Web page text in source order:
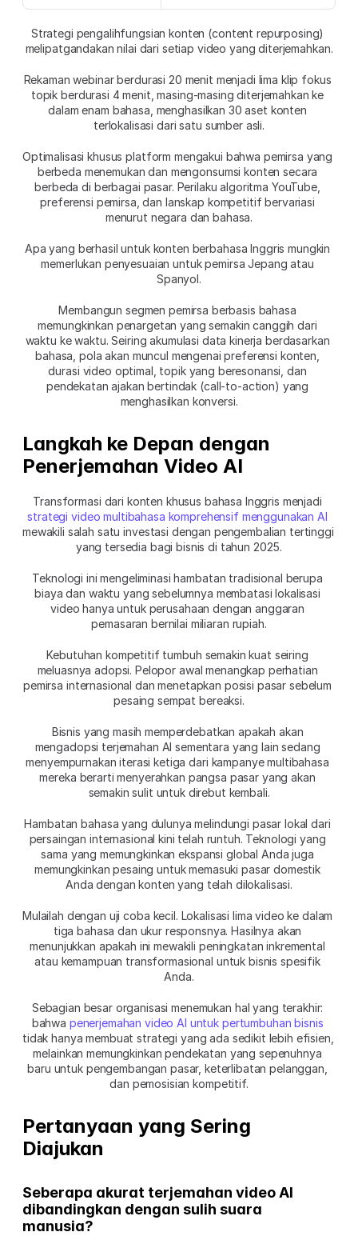
Strategi pengalihfungsian konten (content repurposing)
melipatgandakan nilai dari setiap video yang diterjemahkan.
Rekaman webinar berdurasi 20 menit menjadi lima klip fokus
topik berdurasi 4 menit, masing-masing diterjemahkan ke
dalam enam bahasa, menghasilkan 30 aset konten
terlokalisasi dari satu sumber asli.
Optimalisasi khusus platform mengakui bahwa pemirsa yang
berbeda menemukan dan mengonsumsi konten secara
berbeda di berbagai pasar. Perilaku algoritma YouTube,
preferensi pemirsa, dan lanskap kompetitif bervariasi
menurut negara dan bahasa.
Apa yang berhasil untuk konten berbahasa Inggris mungkin
memerlukan penyesuaian untuk pemirsa Jepang atau
Spanyol.
Membangun segmen pemirsa berbasis bahasa
memungkinkan penargetan yang semakin canggih dari
waktu ke waktu. Seiring akumulasi data kinerja berdasarkan
bahasa, pola akan muncul mengenai preferensi konten,
durasi video optimal, topik yang beresonansi, dan
pendekatan ajakan bertindak (call-to-action) yang
menghasilkan konversi.
Langkah ke Depan dengan
Penerjemahan Video AI
strategi video multibahasa komprehensif menggunakan AI
mewakili salah satu investasi dengan pengembalian tertinggi
yang tersedia bagi bisnis di tahun 2025.
Teknologi ini mengeliminasi hambatan tradisional berupa
biaya dan waktu yang sebelumnya membatasi lokalisasi
video hanya untuk perusahaan dengan anggaran
pemasaran bernilai miliaran rupiah.
Kebutuhan kompetitif tumbuh semakin kuat seiring
meluasnya adopsi. Pelopor awal menangkap perhatian
pemirsa internasional dan menetapkan posisi pasar sebelum
pesaing sempat bereaksi.
Bisnis yang masih memperdebatkan apakah akan
mengadopsi terjemahan AI sementara yang lain sedang
menyempurnakan iterasi ketiga dari kampanye multibahasa
mereka berarti menyerahkan pangsa pasar yang akan
semakin sulit untuk direbut kembali.
Hambatan bahasa yang dulunya melindungi pasar lokal dari
persaingan internasional kini telah runtuh. Teknologi yang
sama yang memungkinkan ekspansi global Anda juga
memungkinkan pesaing untuk memasuki pasar domestik
Anda dengan konten yang telah dilokalisasi.
Mulailah dengan uji coba kecil. Lokalisasi lima video ke dalam
tiga bahasa dan ukur responsnya. Hasilnya akan
menunjukkan apakah ini mewakili peningkatan inkremental
atau kemampuan transformasional untuk bisnis spesifik
Anda.
Sebagian besar organisasi menemukan hal yang terakhir:
bahwa penerjemahan video AI untuk pertumbuhan bisnis
tidak hanya membuat strategi yang ada sedikit lebih efisien,
melainkan memungkinkan pendekatan yang sepenuhnya
baru untuk pengembangan pasar, keterlibatan pelanggan,
dan pemosisian kompetitif.
Pertanyaan yang Sering
Diajukan
Seberapa akurat terjemahan video AI
dibandingkan dengan sulih suara
manusia?